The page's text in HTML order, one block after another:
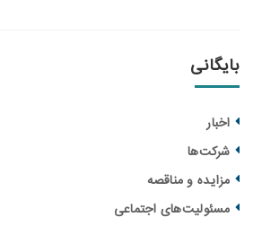
بایگانی
اخبار
شرکت‌ها
مزایده و مناقصه‌
مسئولیت‌های اجتماعی